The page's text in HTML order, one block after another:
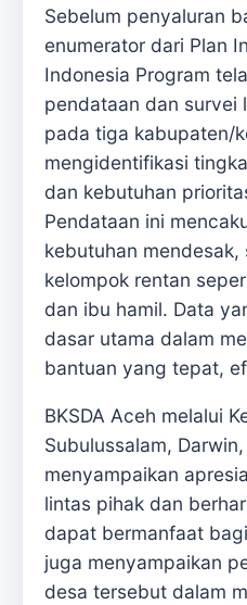
Sebelum penyaluran
enumerator dari Plan
Indonesia Program
pendataan dan survei
pada tiga kabupaten/
mengidentifikasi
dan kebutuhan
Pendataan ini
kebutuhan
kelompok rentan
dan ibu hamil. Data
dasar utama dalam
bantuan yang tepat,
BKSDA Aceh melalui
Subulussalam,
menyampaikan
lintas pihak dan
dapat bermanfaat
juga menyampaikan
desa tersebut dalam